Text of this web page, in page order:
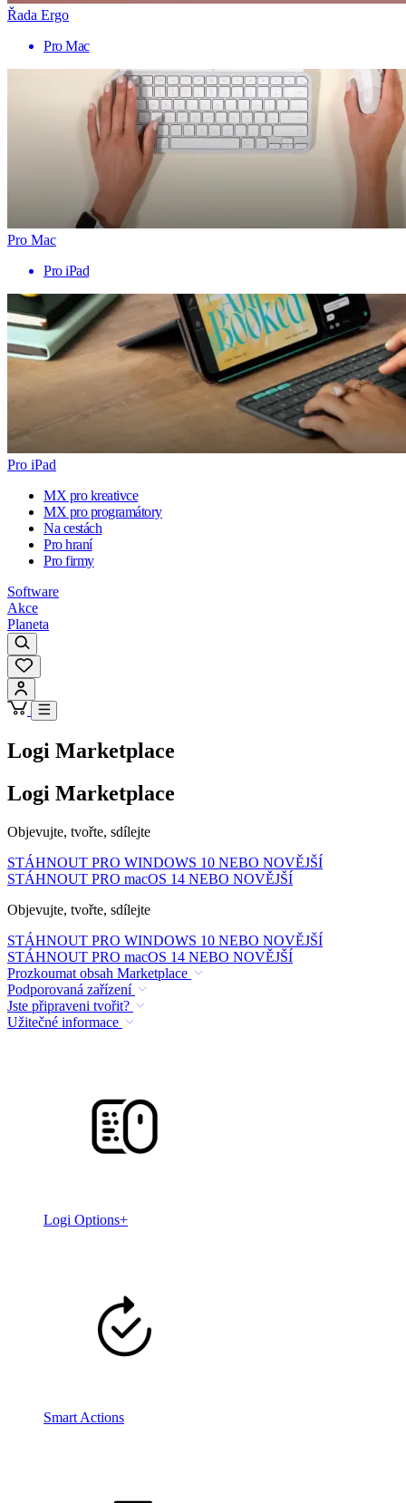
Řada Ergo
Pro Mac
Pro Mac
Pro iPad
Pro iPad
MX pro kreativce
MX pro programátory
Na cestách
Pro hraní
Pro firmy
Software
Akce
Planeta
Logi Marketplace
Logi Marketplace
Objevujte, tvořte, sdílejte
STÁHNOUT PRO WINDOWS 10 NEBO NOVĚJŠÍ
STÁHNOUT PRO macOS 14 NEBO NOVĚJŠÍ
Objevujte, tvořte, sdílejte
STÁHNOUT PRO WINDOWS 10 NEBO NOVĚJŠÍ
STÁHNOUT PRO macOS 14 NEBO NOVĚJŠÍ
Prozkoumat obsah Marketplace
Podporovaná zařízení
Jste připraveni tvořit?
Užitečné informace
Logi Options+
Smart Actions